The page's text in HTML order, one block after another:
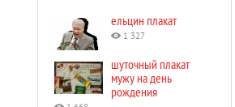
ельцин плакат
1 327
шуточный плакат
мужу на день
рождения